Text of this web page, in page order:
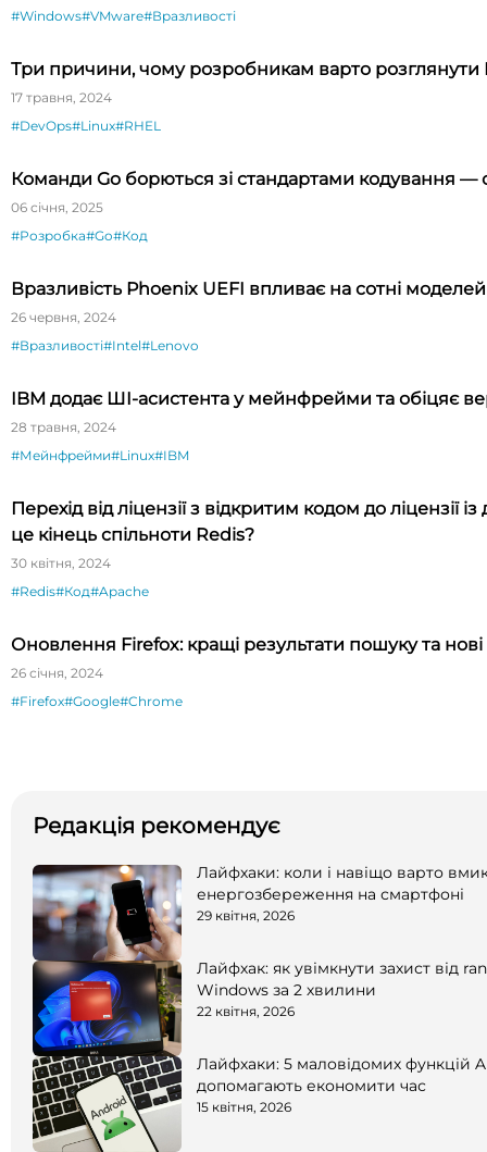
#Windows#VMware#Вразливості
Три причини, чому розробникам варто розглянути
17 травня, 2024
#DevOps#Linux#RHEL
Команди Go борються зі стандартами кодування —
06 січня, 2025
#Розробка#Go#Код
Вразливість Phoenix UEFI впливає на сотні
26 червня, 2024
#Вразливості#Intel#Lenovo
IBM додає ШI-асистента у мейнфрейми та обіцяє
28 травня, 2024
#Мейнфрейми#Linux#IBM
Перехід від ліцензії з відкритим кодом до ліцензії
це кінець спільноти Redis?
30 квітня, 2024
#Redis#Код#Apache
Оновлення Firefox: кращі результати пошуку та
26 січня, 2024
#Firefox#Google#Chrome
Редакція рекомендує
Лайфхаки: коли і навіщо варто
енергозбереження на смартфоні
29 квітня, 2026
Лайфхак: як увімкнути захист від
Windows за 2 хвилини
22 квітня, 2026
Лайфхаки: 5 маловідомих функцій
допомагають економити час
15 квітня, 2026